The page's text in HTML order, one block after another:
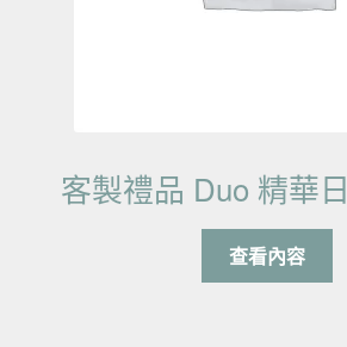
客製禮品 Duo 精華
查看內容